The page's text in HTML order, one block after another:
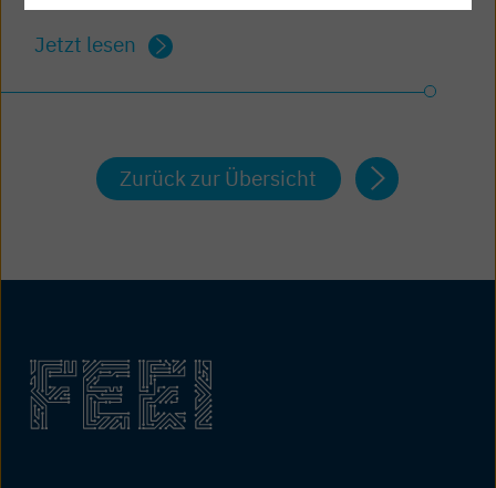
Jetzt lesen
Zurück zur Übersicht